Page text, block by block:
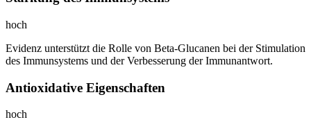
hoch
Evidenz unterstützt die Rolle von Beta-Glucanen bei der Stimulation
des Immunsystems und der Verbesserung der Immunantwort.
Antioxidative Eigenschaften
hoch